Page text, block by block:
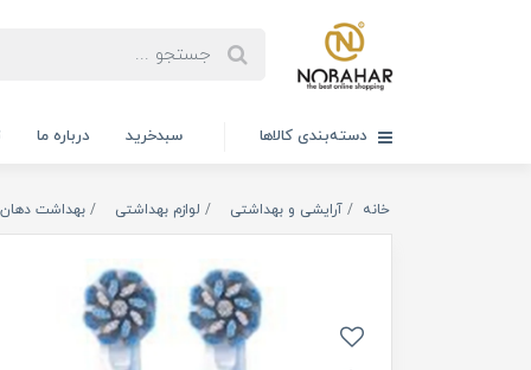
دسته‌بندی کالاها سبدخرید درباره ما
خانه آرایشی و بهداشتی لوازم بهداشتی بهداشت